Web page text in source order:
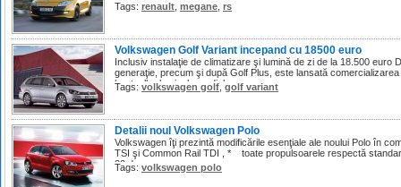
Tags: renault megane rs
Volkswagen Golf Variant incepand cu 18500 euro
Inclusiv instalaţie de climatizare şi lumină de zi de la 18.500 euro
generaţie, precum şi după Golf Plus, este lansată
bestseller la nivel mondial.
Tags: volkswagen golf golf variant
Detalii noul Volkswagen Polo
Volkswagen îţi prezintă modificările esenţiale ale noului Polo în
TSI şi Common Rail TDI , * toate propulsoarele respectă
20 de proce...
Tags: volkswagen polo